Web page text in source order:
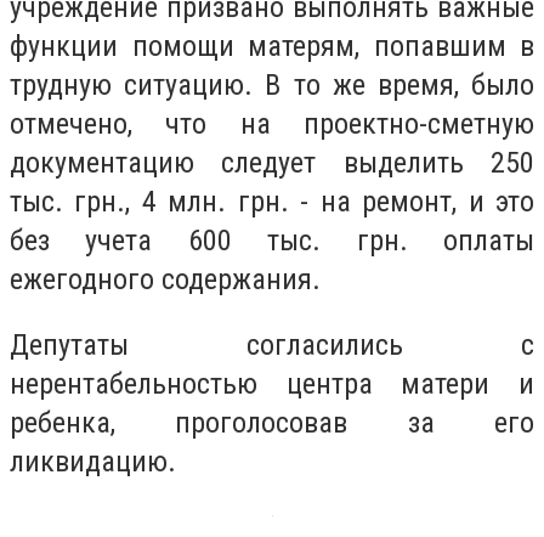
учреждение призвано выполнять важные
функции помощи матерям, попавшим в
трудную ситуацию. В то же время, было
отмечено, что на проектно-сметную
документацию следует выделить 250
тыс. грн., 4 млн. грн. - на ремонт, и это
без учета 600 тыс. грн. оплаты
ежегодного содержания.
Депутаты согласились с
нерентабельностью центра матери и
ребенка, проголосовав за его
ликвидацию.